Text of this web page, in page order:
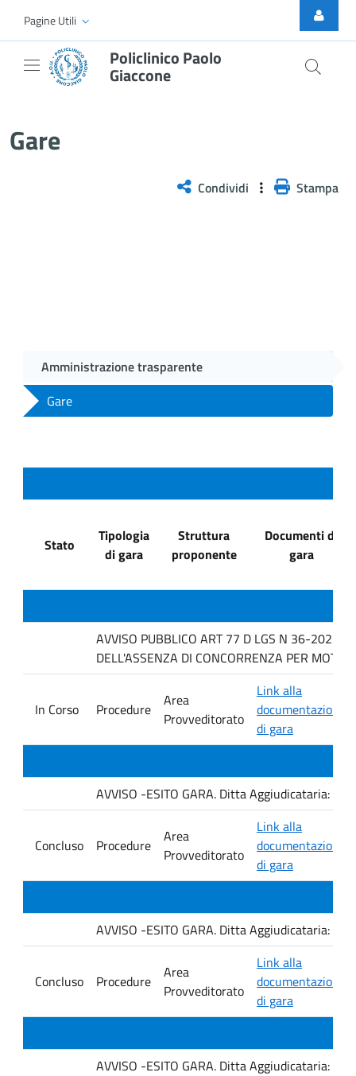
Skip to Main Content
Pagine Utili
Policlinico Paolo
Giaccone
Gare
Condividi Stampa
Amministrazione trasparente
Gare
Stato
Tipologia
di gara
Struttura
proponente
Documenti di
gara
AVVISO PUBBLICO ART 77 D LGS N 36-2023
DELL'ASSENZA DI CONCORRENZA PER MOTIVI
In Corso Procedure
Area
Provveditorato
Link alla
documentazione
di gara
AVVISO -ESITO GARA. Ditta Aggiudicataria: M.
Concluso Procedure
Area
Provveditorato
Link alla
documentazione
di gara
AVVISO -ESITO GARA. Ditta Aggiudicataria:
Concluso Procedure
Area
Provveditorato
Link alla
documentazione
di gara
AVVISO -ESITO GARA. Ditta Aggiudicataria: